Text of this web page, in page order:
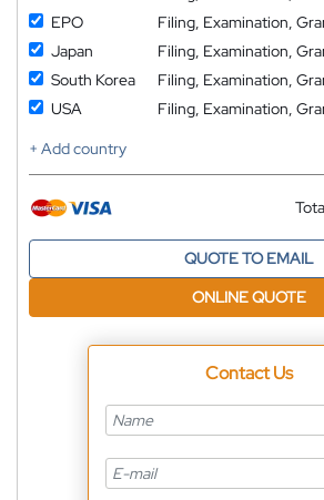
EPO
Filing, Examination,
Japan
Filing, Examination,
South Korea
Filing, Examination,
USA
Filing, Examination,
+ Add country
QUOTE TO EMAIL
ONLINE QUOTE
Contact Us